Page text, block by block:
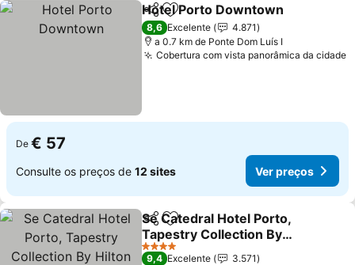
PartilharAdicionar aos favoritos
Hotel Porto Downtown
8,6 Excelente
4.871
a 0.7 km de Ponte Dom Luís I
Cobertura com vista panorâmica da cidade
De € 57
Consulte os preços de 12 sites Ver preços
PartilharAdicionar aos favoritos
Se Catedral Hotel Porto,
Tapestry Collection By
Hilton
Ver preços
4 Estrelas
9,4 Excelente
3.571